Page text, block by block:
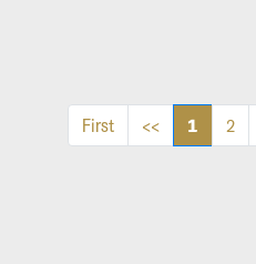
First << 1 2